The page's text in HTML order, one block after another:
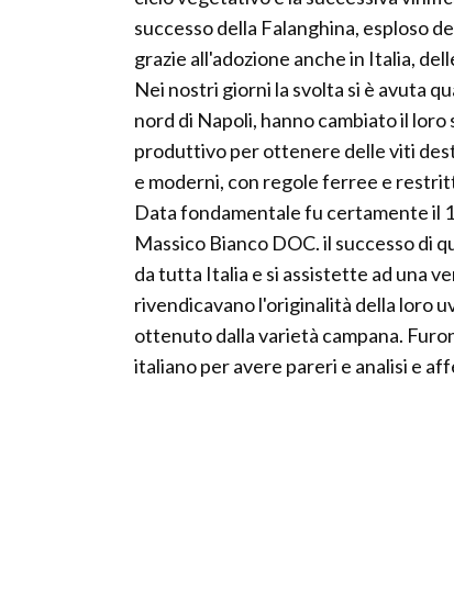
successo della Falanghina, esploso
grazie all'adozione anche in Italia,
Nei nostri giorni la svolta si è avuta
nord di Napoli, hanno cambiato il
produttivo per ottenere delle viti
e moderni, con regole ferree e
Data fondamentale fu certamente il
Massico Bianco DOC. il successo di
da tutta Italia e si assistette ad una
rivendicavano l'originalità della loro
ottenuto dalla varietà campana.
italiano per avere pareri e analisi e